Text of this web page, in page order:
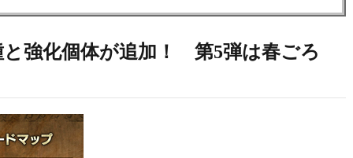
強化個体が追加！ 第5弾は春ごろ